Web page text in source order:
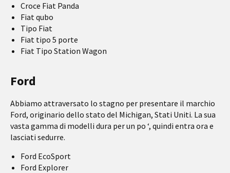
Croce Fiat Panda
Fiat qubo
Tipo Fiat
Fiat tipo 5 porte
Fiat Tipo Station Wagon
Ford
Abbiamo attraversato lo stagno per presentare il marchio
Ford, originario dello stato del Michigan, Stati Uniti. La sua
vasta gamma di modelli dura per un po ‘, quindi entra ora e
lasciati sedurre.
Ford EcoSport
Ford Explorer